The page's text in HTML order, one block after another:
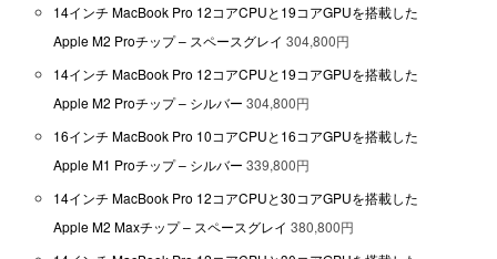
14インチ MacBook Pro 12コアCPUと19コアGPUを搭載した
Apple M2 Proチップ – スペースグレイ 304,800円
14インチ MacBook Pro 12コアCPUと19コアGPUを搭載した
Apple M2 Proチップ – シルバー 304,800円
16インチ MacBook Pro 10コアCPUと16コアGPUを搭載した
Apple M1 Proチップ – シルバー 339,800円
14インチ MacBook Pro 12コアCPUと30コアGPUを搭載した
Apple M2 Maxチップ – スペースグレイ 380,800円